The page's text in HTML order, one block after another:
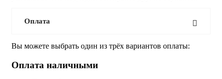
Оплата
Вы можете выбрать один из трёх вариантов оплаты:
Оплата наличными